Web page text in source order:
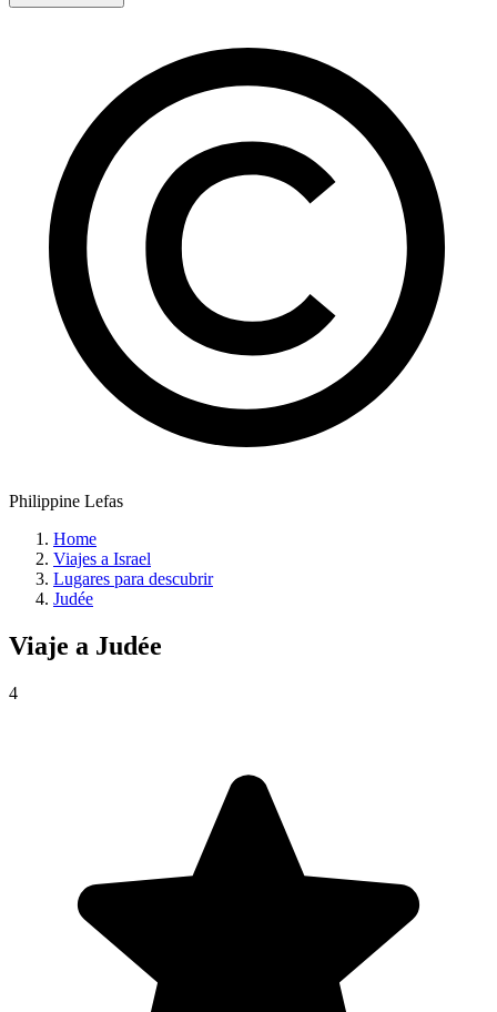
Philippine Lefas
Home
Viajes a Israel
Lugares para descubrir
Judée
Viaje a Judée
4